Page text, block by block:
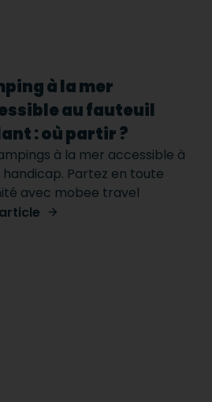
à la mer
au fauteuil
: où partir ?
à la mer accessible à
Partez en toute
avec mobee travel